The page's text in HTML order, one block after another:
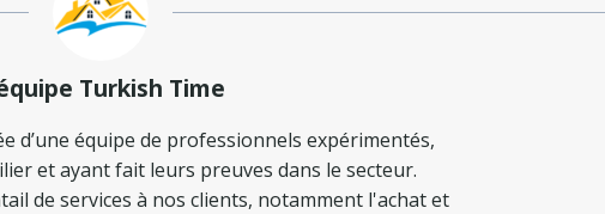
Turkish Time
d’une équipe de professionnels expérimentés,
et ayant fait leurs preuves dans le secteur.
de services à nos clients, notamment l'achat et